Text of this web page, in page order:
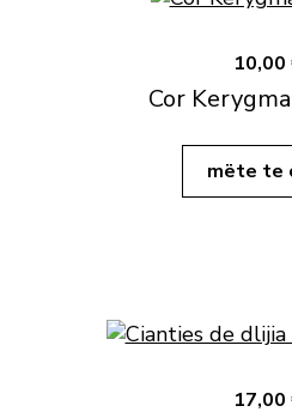
10,00
Cor
mëte te
17,00